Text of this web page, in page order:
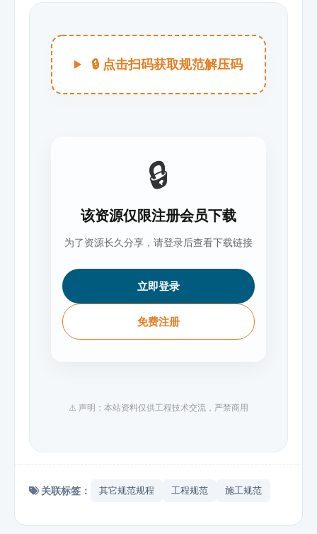
🔒 点击扫码获取规范解压码
🔒
该资源仅限注册会员下载
为了资源长久分享，请登录后查看下载链接
立即登录
免费注册
⚠️ 声明：本站资料仅供工程技术交流，严禁商用
关联标签： 其它规范规程 工程规范 施工规范